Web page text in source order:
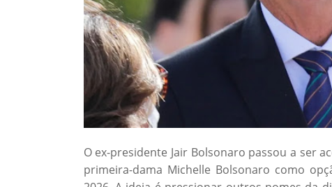
O ex-presidente Jair Bolsonaro passou a ser
primeira-dama Michelle Bolsonaro como